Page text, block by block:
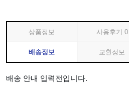
상품정보 사용후기 0
배송정보 교환정보
배송 안내 입력전입니다.